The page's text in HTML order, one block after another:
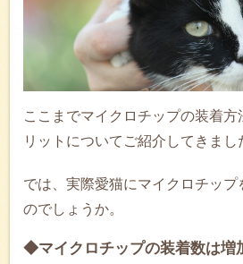
ここまでマイクロチップの装着方
リットについてご紹介してきまし
では、実際愛猫にマイクロチップ
のでしょうか。
◆マイクロチップの装着数は増